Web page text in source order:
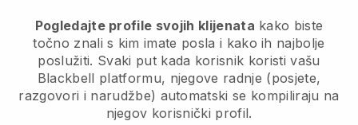
Pogledajte profile svojih klijenata kako biste
točno znali s kim imate posla i kako ih najbolje
poslužiti. Svaki put kada korisnik koristi vašu
Blackbell platformu, njegove radnje (posjete,
razgovori i narudžbe) automatski se kompiliraju na
njegov korisnički profil.